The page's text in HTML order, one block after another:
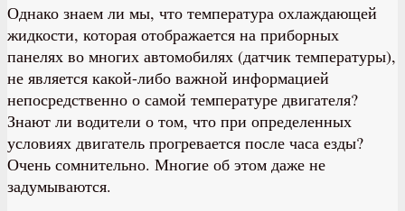
Однако знаем ли мы, что температура охлаждающей
жидкости, которая отображается на приборных
панелях во многих автомобилях (датчик температуры),
не является какой-либо важной информацией
непосредственно о самой температуре двигателя?
Знают ли водители о том, что при определенных
условиях двигатель прогревается после часа езды?
Очень сомнительно. Многие об этом даже не
задумываются.